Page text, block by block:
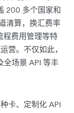
200 多个国家和
清算，换汇费率
程费用管理等特
营。不仅如此，
全场景 API 等丰
卡、定制化 API